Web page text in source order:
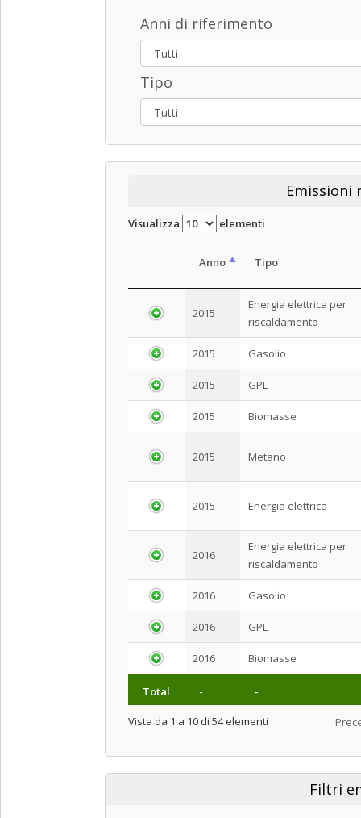
Anni di riferimento
Tipo
Emissioni
Visualizza elementi
Anno Tipo
Total - -
2015
Energia elettrica per
riscaldamento
2015 Gasolio
2015 GPL
2015 Biomasse
2015 Metano
2015 Energia elettrica
2016
Energia elettrica per
riscaldamento
2016 Gasolio
2016 GPL
2016 Biomasse
Vista da 1 a 10 di 54 elementi
Filtri